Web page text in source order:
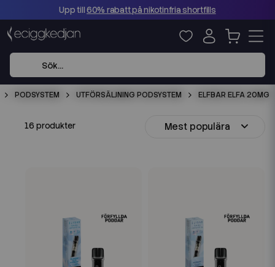
Upp till60% rabatt på nikotinfria shortfills
PODSYSTEM UTFÖRSÄLJNING PODSYSTEM ELFBAR ELFA 20MG
16 produkter Mest populära